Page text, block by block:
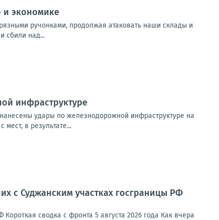
и экономике
ручонками, продолжая атаковать наши склады и
сбили над...
инфраструктуре
удары по железнодорожной инфраструктуре на
в результате...
с Суджанским участках госграницы РФ
сводка с фронта 5 августа 2026 года Как вчера